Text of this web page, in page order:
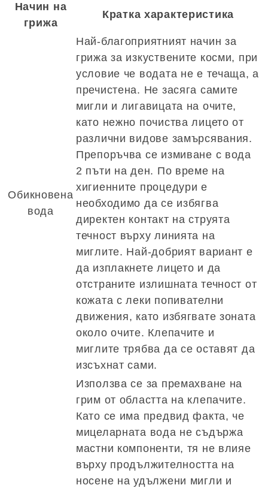
Начин на
грижа
Кратка характеристика
Обикновена
вода
Най-благоприятният начин за
грижа за изкуствените косми, при
условие че водата не е течаща, а
пречистена. Не засяга самите
мигли и лигавицата на очите,
като нежно почиства лицето от
различни видове замърсявания.
Препоръчва се измиване с вода
2 пъти на ден. По време на
хигиенните процедури е
необходимо да се избягва
директен контакт на струята
течност върху линията на
миглите. Най-добрият вариант е
да изплакнете лицето и да
отстраните излишната течност от
кожата с леки попивателни
движения, като избягвате зоната
около очите. Клепачите и
миглите трябва да се оставят да
изсъхнат сами.
Използва се за премахване на
грим от областта на клепачите.
Като се има предвид факта, че
мицеларната вода не съдържа
мастни компоненти, тя не влияе
върху продължителността на
носене на удължени мигли и